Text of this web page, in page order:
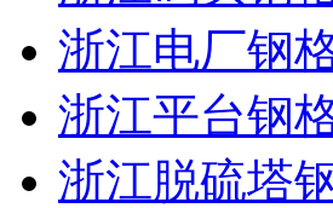
浙江电厂钢
浙江平台钢
浙江脱硫塔